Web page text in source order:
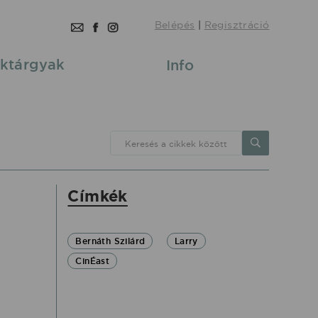
Belépés | Regisztráció
Info
Keresés a cikkek között
Címkék
Bernáth Szilárd
Larry
CinÉast